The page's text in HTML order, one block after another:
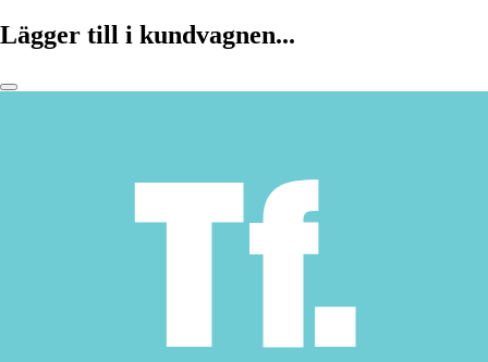
Lägger till i kundvagnen...